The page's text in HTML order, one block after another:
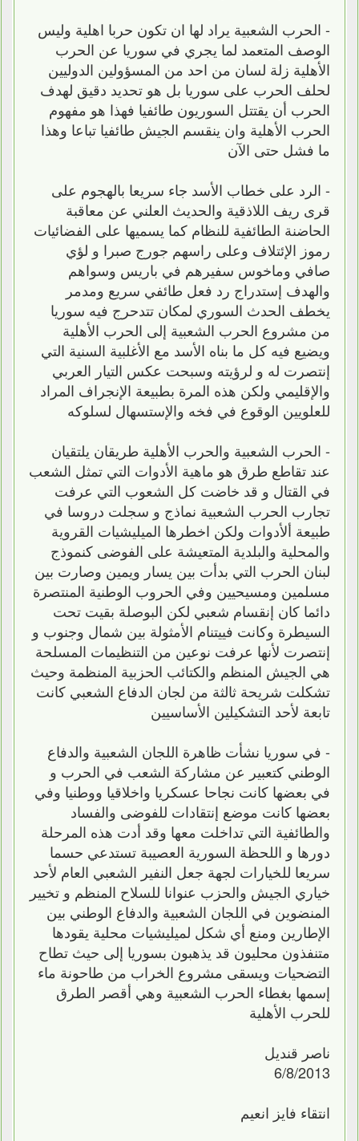
- الحرب الشعبية يراد لها ان تكون حربا اهلية وليس
الوصف المتعمد لما يجري في سوريا عن الحرب
الأهلية زلة لسان من احد من المسؤولين الدوليين
لحلف الحرب على سوريا بل هو تحديد دقيق لهدف
الحرب أن يقتتل السوريون طائفيا فهذا هو مفهوم
الحرب الأهلية وان ينقسم الجيش طائفيا تباعا وهذا
ما فشل حتى الآن
- الرد على خطاب الأسد جاء سريعا بالهجوم على
قرى ريف اللاذقية والحديث العلني عن معاقبة
الحاضنة الطائفية للنظام كما يسميها على الفضائيات
رموز الإئتلاف وعلى راسهم جورج صبرا و لؤي
صافي وماخوس سفيرهم في باريس وسواهم
والهدف إستدراج رد فعل طائفي سريع ومدمر
يخطف الحدث السوري لمكان تتدحرج فيه سوريا
من مشروع الحرب الشعبية إلى الحرب الأهلية
ويضيع فيه كل ما بناه الأسد مع الأغلبية السنية التي
إنتصرت له و لرؤيته وسبحت عكس التيار العربي
والإقليمي ولكن هذه المرة بطبيعة الإنجراف المراد
للعلويين الوقوع في فخه والإستسهال لسلوكه
- الحرب الشعبية والحرب الأهلية طريقان يلتقيان
عند تقاطع طرق هو ماهية الأدوات التي تمثل الشعب
في القتال و قد خاضت كل الشعوب التي عرفت
تجارب الحرب الشعبية نماذج و سجلت دروسا في
طبيعة ألأدوات ولكن اخطرها الميليشيات القروية
والمحلية والبلدية المتعيشة على الفوضى كنموذج
لبنان الحرب التي بدأت بين يسار ويمين وصارت بين
مسلمين ومسيحيين وفي الحروب الوطنية المنتصرة
دائما كان إنقسام شعبي لكن البوصلة بقيت تحت
السيطرة وكانت فييتنام الأمثولة بين شمال وجنوب و
إنتصرت لأنها عرفت نوعين من التنظيمات المسلحة
هي الجيش المنظم والكتائب الحزبية المنظمة وحيث
تشكلت شريحة ثالثة من لجان الدفاع الشعبي كانت
تابعة لأحد التشكيلين الأساسيين
- في سوريا نشأت ظاهرة اللجان الشعبية والدفاع
الوطني كتعبير عن مشاركة الشعب في الحرب و
في بعضها كانت نجاحا عسكريا واخلاقيا ووطنيا وفي
بعضها كانت موضع إنتقادات للفوضى والفساد
والطائفية التي تداخلت معها وقد أدت هذه المرحلة
دورها و اللحظة السورية العصيبة تستدعي حسما
سريعا للخيارات لجهة جعل النفير الشعبي العام لأحد
خياري الجيش والحزب عنوانا للسلاح المنظم و تخيير
المنضوين في اللجان الشعبية والدفاع الوطني بين
الإطارين ومنع أي شكل لميليشيات محلية يقودها
متنفذون محليون قد يذهبون بسوريا إلى حيث تطاح
التضحيات ويسقى مشروع الخراب من طاحونة ماء
إسمها بغطاء الحرب الشعبية وهي أقصر الطرق
للحرب الأهلية
ناصر قنديل
6/8/2013
انتقاء فايز انعيم